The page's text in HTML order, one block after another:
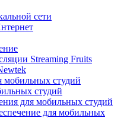
сети
Streaming Fruits
мобильных студий
студий
для мобильных студий
для мобильных